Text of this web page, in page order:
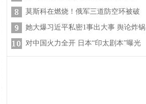
莫斯科在燃烧！俄军三道防空环被破
她大爆习近平私密1事出大事 舆论炸锅
对中国火力全开 日本“印太剧本”曝光